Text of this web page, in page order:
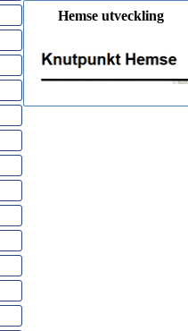
Hemse utveckling